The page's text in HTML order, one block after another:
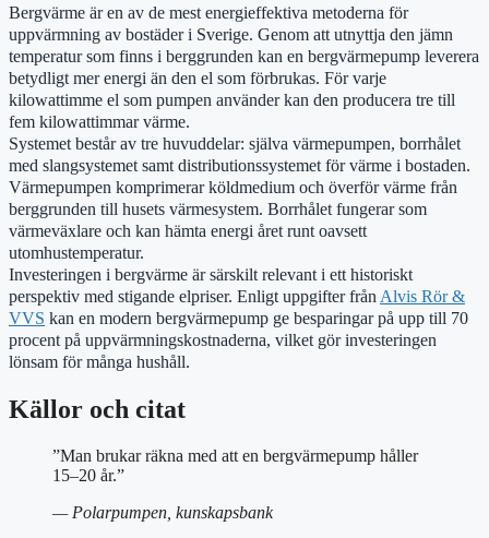
Bergvärme är en av de mest energieffektiva metoderna för
uppvärmning av bostäder i Sverige. Genom att utnyttja den jämn
temperatur som finns i berggrunden kan en bergvärmepump leverera
betydligt mer energi än den el som förbrukas. För varje
kilowattimme el som pumpen använder kan den producera tre till
fem kilowattimmar värme.
Systemet består av tre huvuddelar: själva värmepumpen, borrhålet
med slangsystemet samt distributionssystemet för värme i bostaden.
Värmepumpen komprimerar köldmedium och överför värme från
berggrunden till husets värmesystem. Borrhålet fungerar som
värmeväxlare och kan hämta energi året runt oavsett
utomhustemperatur.
Investeringen i bergvärme är särskilt relevant i ett historiskt
perspektiv med stigande elpriser. Enligt uppgifter frånAlvis Rör &
VVS kan en modern bergvärmepump ge besparingar på upp till 70
procent på uppvärmningskostnaderna, vilket gör investeringen
lönsam för många hushåll.
Källor och citat
”Man brukar räkna med att en bergvärmepump håller
15–20 år.”
— Polarpumpen, kunskapsbank